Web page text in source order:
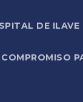
DE ILAVE